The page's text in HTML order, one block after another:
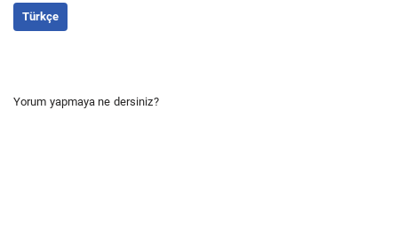
Türkçe
Yorum yapmaya ne dersiniz?